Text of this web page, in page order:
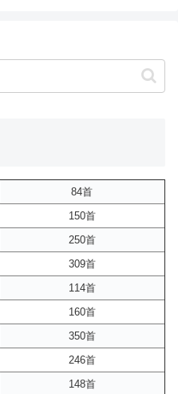
84首
150首
250首
309首
114首
160首
350首
246首
148首